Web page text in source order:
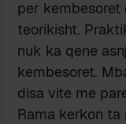
per kembesoret
teorikisht.
nuk ka qene
kembesoret.
disa vite me
Rama kerkon